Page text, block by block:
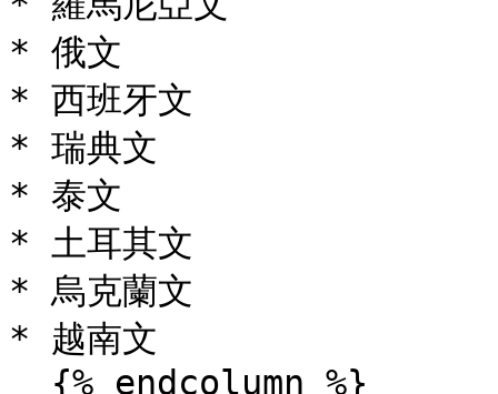
* 俄文
* 西班牙文
* 瑞典文
* 泰文
* 土耳其文
* 烏克蘭文
* 越南文